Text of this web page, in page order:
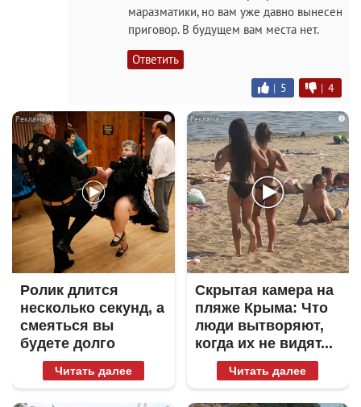
маразматики, но вам уже давно вынесен
приговор. В будущем вам места нет.
Ответить
| 5 | 4
i
Ролик длится
несколько секунд, а
смеяться вы
будете долго
Читать далее
i
Скрытая камера на
пляже Крыма: Что
люди вытворяют,
когда их не видят...
Читать далее